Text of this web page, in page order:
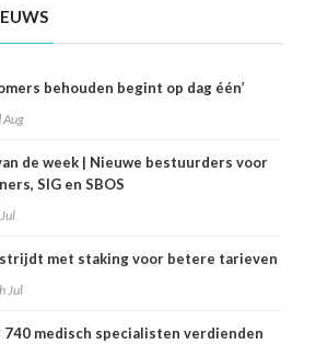
behouden begint op dag één’
Aug
de week | Nieuwe bestuurders voor
SIG en SBOS
met staking voor betere tarieven
Jul
medisch specialisten verdienden